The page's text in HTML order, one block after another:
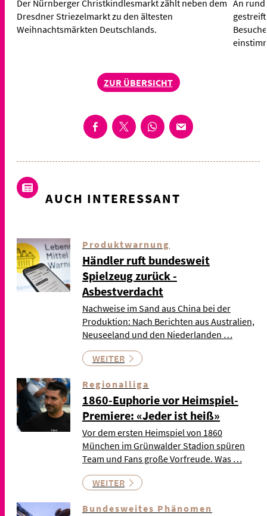
Der Nürnberger Christkindlesmarkt zählt neben dem
Dresdner Striezelmarkt zu den ältesten
Weihnachtsmärkten Deutschlands.
An
ZUR ÜBERSICHT
AUCH INTERESSANT
Produktwarnung
Händler ruft bundesweit
Spielzeug zurück -
Asbestverdacht
Nachweise im Sand aus China bei der
Produktion: Nach Berichten aus Australien,
Neuseeland und den Niederlanden …
WEITER
Regionalliga
1860-Euphorie vor Heimspiel-
Premiere: «Jeder ist heiß»
Vor dem ersten Heimspiel von 1860
München im Grünwalder Stadion spüren
Team und Fans große Vorfreude. Was …
WEITER
Bundesweites Phänomen